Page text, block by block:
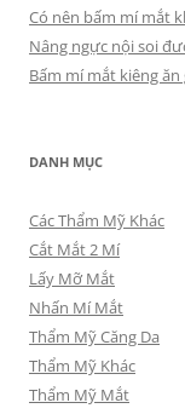
Có nên bấm mí mắt
Nâng ngực nội soi
Bấm mí mắt kiêng
DANH MỤC
Các Thẩm Mỹ Khác
Cắt Mắt 2 Mí
Lấy Mỡ Mắt
Nhấn Mí Mắt
Thẩm Mỹ Căng Da
Thẩm Mỹ Khác
Thẩm Mỹ Mắt